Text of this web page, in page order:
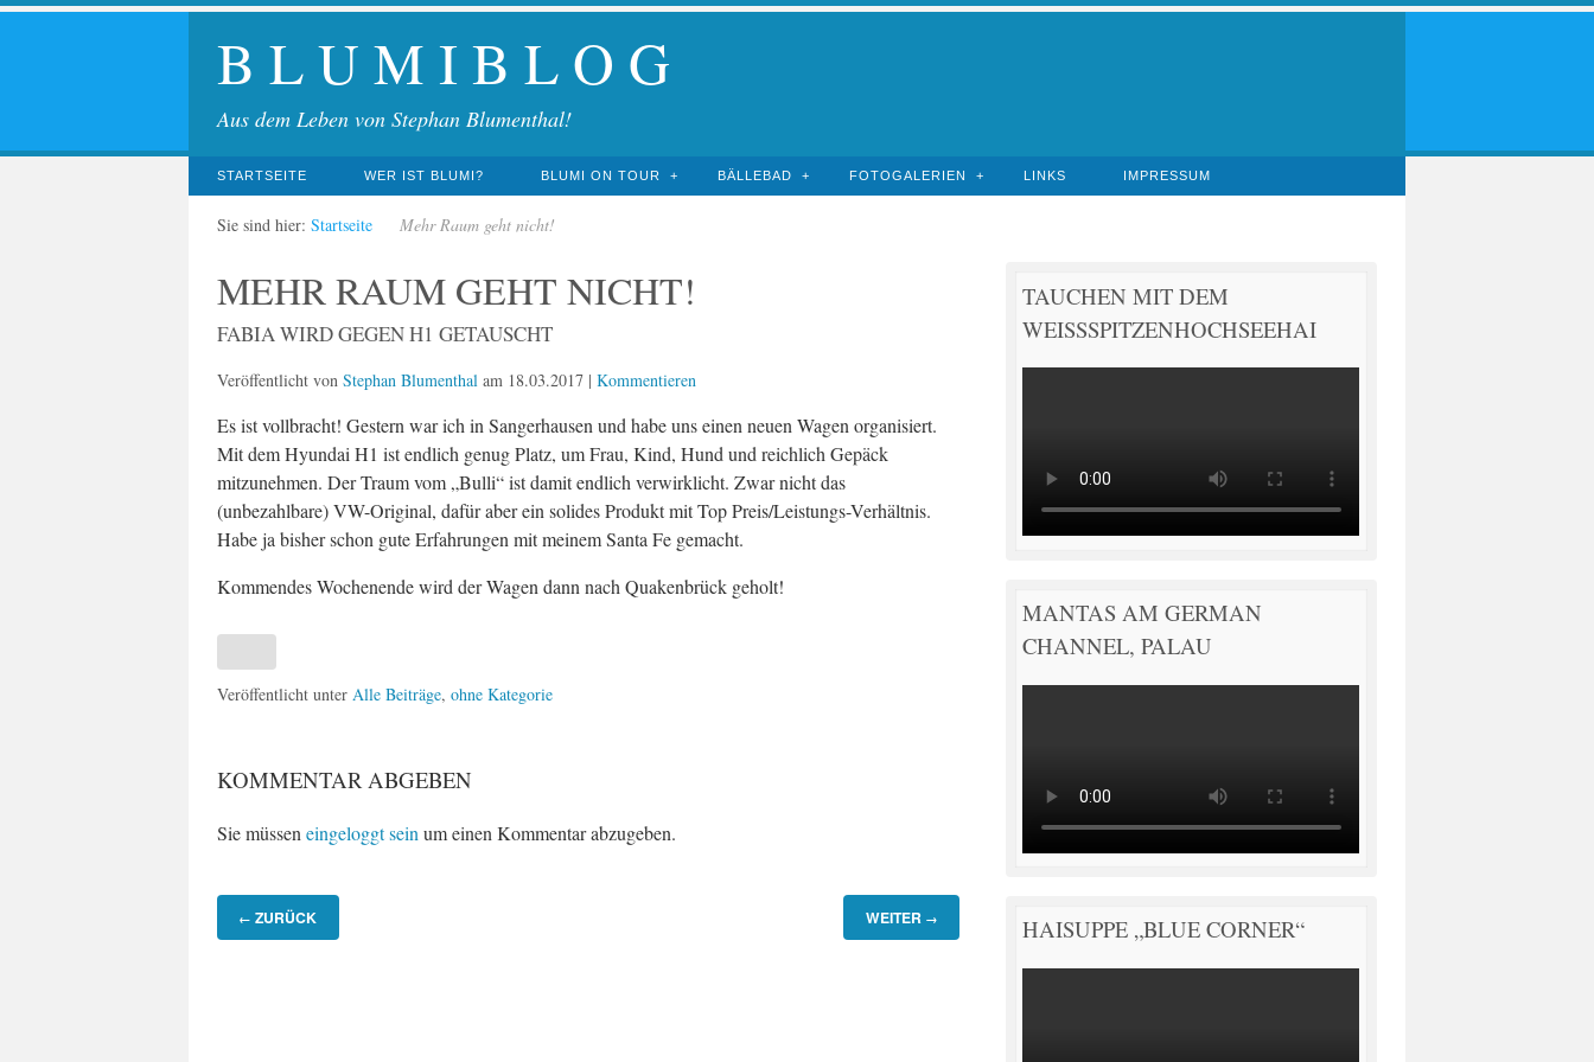
B L U M I B L O G
Aus dem Leben von Stephan Blumenthal!
STARTSEITE WER IST BLUMI? BLUMI ON TOUR BÄLLEBAD FOTOGALERIEN LINKS IMPRESSUM
Sie sind hier: Startseite Mehr Raum geht nicht!
MEHR RAUM GEHT NICHT!
FABIA WIRD GEGEN H1 GETAUSCHT
Veröffentlicht von Stephan Blumenthalam 18.03.2017| Kommentieren
Es ist vollbracht! Gestern war ich in Sangerhausen und habe uns einen neuen Wagen organisiert.
Mit dem Hyundai H1 ist endlich genug Platz, um Frau, Kind, Hund und reichlich Gepäck
mitzunehmen. Der Traum vom „Bulli“ ist damit endlich verwirklicht. Zwar nicht das
(unbezahlbare) VW-Original, dafür aber ein solides Produkt mit Top Preis/Leistungs-Verhältnis.
Habe ja bisher schon gute Erfahrungen mit meinem Santa Fe gemacht.
Kommendes Wochenende wird der Wagen dann nach Quakenbrück geholt!
Veröffentlicht unter Alle Beiträge, ohne Kategorie
KOMMENTAR ABGEBEN
Sie müssen eingeloggt sein um einen Kommentar abzugeben.
← ZURÜCK WEITER →
TAUCHEN MIT DEM
WEISSSPITZENHOCHSEEHAI
MANTAS AM GERMAN
CHANNEL, PALAU
HAISUPPE „BLUE CORNER“